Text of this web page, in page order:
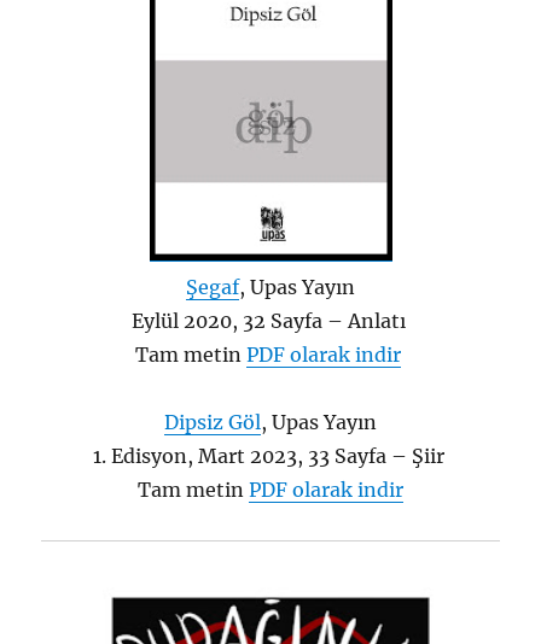
Şegaf, Upas Yayın
Eylül 2020, 32 Sayfa – Anlatı
Tam metin PDF olarak indir
Dipsiz Göl, Upas Yayın
1. Edisyon, Mart 2023, 33 Sayfa – Şiir
Tam metin PDF olarak indir